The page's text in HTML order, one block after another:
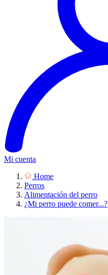
Mi cuenta
Home
Perros
Alimentación del perro
¿Mi perro puede comer...?